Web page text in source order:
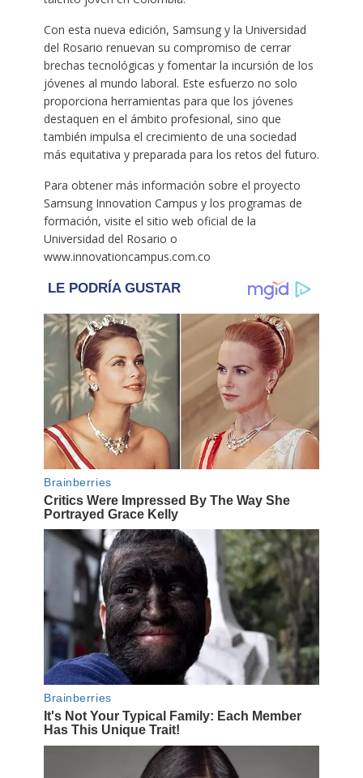
Con esta nueva edición, Samsung y la Universidad
del Rosario renuevan su compromiso de cerrar
brechas tecnológicas y fomentar la incursión de los
jóvenes al mundo laboral. Este esfuerzo no solo
proporciona herramientas para que los jóvenes
destaquen en el ámbito profesional, sino que
también impulsa el crecimiento de una sociedad
más equitativa y preparada para los retos del futuro.
Para obtener más información sobre el proyecto
Samsung Innovation Campus y los programas de
formación, visite el sitio web oficial de la
Universidad del Rosario o
www.innovationcampus.com.co